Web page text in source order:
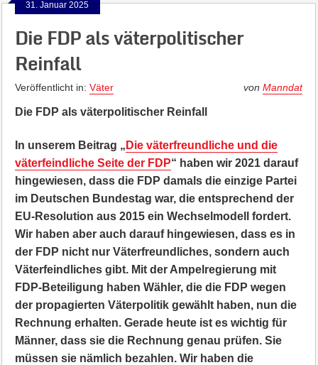
31. Januar 2025
Die FDP als väterpolitischer
Reinfall
Veröffentlicht in: Väter vonManndat
Die FDP als väterpolitischer Reinfall
In unserem Beitrag „ Die väterfreundliche und die
väterfeindliche Seite der FDP“ haben wir 2021 darauf
hingewiesen, dass die FDP damals die einzige Partei
im Deutschen Bundestag war, die entsprechend der
EU-Resolution aus 2015 ein Wechselmodell fordert.
Wir haben aber auch darauf hingewiesen, dass es in
der FDP nicht nur Väterfreundliches, sondern auch
Väterfeindliches gibt. Mit der Ampelregierung mit
FDP-Beteiligung haben Wähler, die die FDP wegen
der propagierten Väterpolitik gewählt haben, nun die
Rechnung erhalten. Gerade heute ist es wichtig für
Männer, dass sie die Rechnung genau prüfen. Sie
müssen sie nämlich bezahlen. Wir haben die